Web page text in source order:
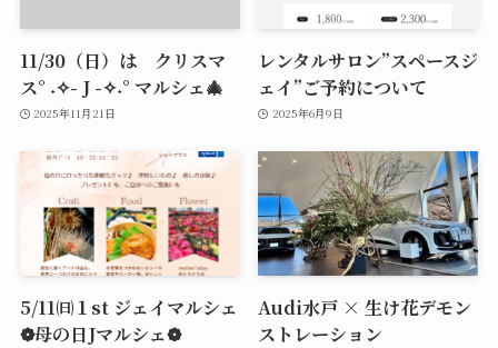
11/30（日）は クリスマ
ス° ˖✧- J -✧˖° マルシェ🎄
2025年11月21日
レンタルサロン”スペースジ
ェイ”ご予約について
2025年6月9日
5/11㈰１st ジェイマルシェ
❁母の日Jマルシェ❁
Audi水戸 × 生け花デモン
ストレーション